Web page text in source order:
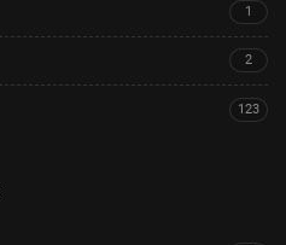
1
2
123